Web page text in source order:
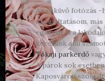
Az esküvő fotózás -
szolgáltatásom,
egészíti ki a
keresünk ami
Tókaji parkerdő
A párok sok
Kaposváron